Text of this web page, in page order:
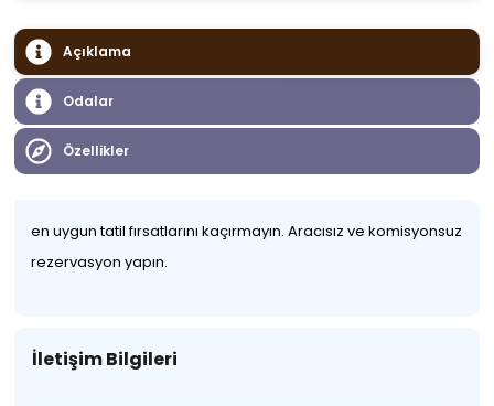
Açıklama
Odalar
Özellikler
en uygun tatil fırsatlarını kaçırmayın. Aracısız ve komisyonsuz
rezervasyon yapın.
İletişim Bilgileri